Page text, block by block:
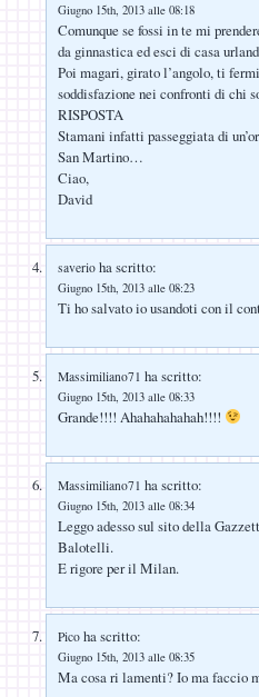
Giugno 15th, 2013 alle 08:18
Comunque se fossi in te mi
da ginnastica ed esci di casa
Poi magari, girato l’angolo, ti
soddisfazione nei confronti di chi
RISPOSTA
Stamani infatti passeggiata di
San Martino…
Ciao,
David
saverio ha scritto:
Giugno 15th, 2013 alle 08:23
Ti ho salvato io usandoti con il
Massimiliano71 ha scritto:
Giugno 15th, 2013 alle 08:33
Grande!!!! Ahahahahahah!!!!
Massimiliano71 ha scritto:
Giugno 15th, 2013 alle 08:34
Leggo adesso sul sito della
Balotelli.
E rigore per il Milan.
Pico ha scritto:
Giugno 15th, 2013 alle 08:35
Ma cosa ri lamenti? Io ma faccio